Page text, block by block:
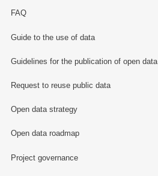
FAQ
Guide to the use of data
Guidelines for the publication of open data
Request to reuse public data
Open data strategy
Open data roadmap
Project governance